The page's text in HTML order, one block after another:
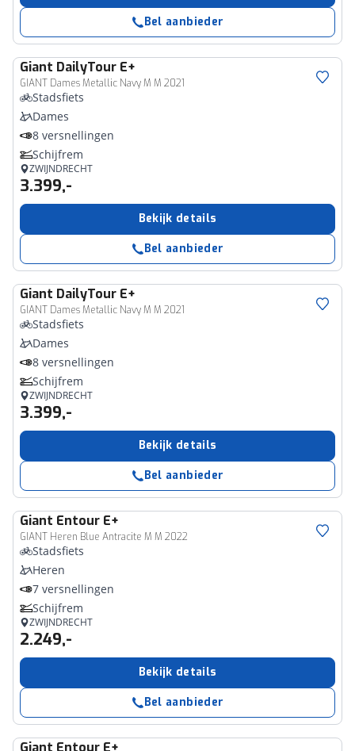
Bel aanbieder
Giant DailyTour E+
GIANT Dames Metallic Navy M M 2021
Stadsfiets
Dames
8 versnellingen
Schijfrem
ZWIJNDRECHT
3.399,-
Bekijk details
Bel aanbieder
Giant DailyTour E+
GIANT Dames Metallic Navy M M 2021
Stadsfiets
Dames
8 versnellingen
Schijfrem
ZWIJNDRECHT
3.399,-
Bekijk details
Bel aanbieder
Giant Entour E+
GIANT Heren Blue Antracite M M 2022
Stadsfiets
Heren
7 versnellingen
Schijfrem
ZWIJNDRECHT
2.249,-
Bekijk details
Bel aanbieder
Giant Entour E+